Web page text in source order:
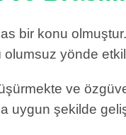
bir konu
olumsuz yönde
ve
uygun şekilde